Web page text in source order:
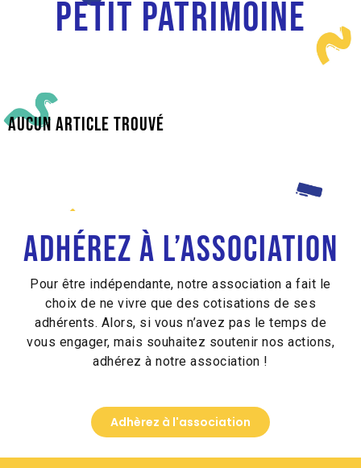
Petit patrimoine
Aucun article trouvé
Adhérez à l’association
Pour être indépendante, notre association a fait le
choix de ne vivre que des cotisations de ses
adhérents. Alors, si vous n’avez pas le temps de
vous engager, mais souhaitez soutenir nos actions,
adhérez à notre association !
Adhèrez à l'association